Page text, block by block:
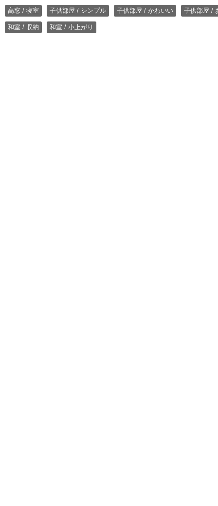
高窓 / 寝室 子供部屋 / シンプル 子供部屋 / かわいい 子供部屋 /
和室 / 収納 和室 / 小上がり